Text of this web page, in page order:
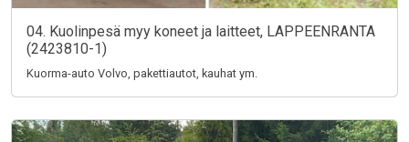
04. Kuolinpesä myy koneet ja laitteet, LAPPEENRANTA
(2423810-1)
Kuorma-auto Volvo, pakettiautot, kauhat ym.